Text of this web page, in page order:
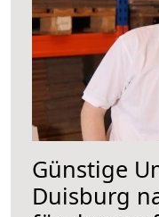
Günstige
Duisburg